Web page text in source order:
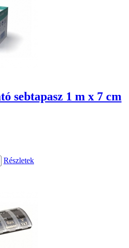
sebtapasz 1 m x 7 cm
Részletek